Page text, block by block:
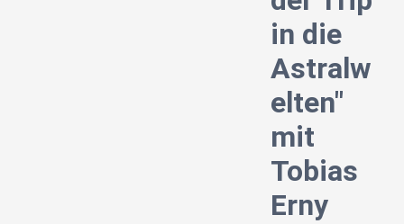
in die
Astralw
elten"
mit
Tobias
Erny